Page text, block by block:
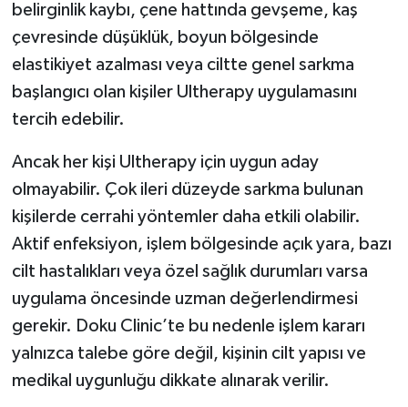
belirginlik kaybı, çene hattında gevşeme, kaş
çevresinde düşüklük, boyun bölgesinde
elastikiyet azalması veya ciltte genel sarkma
başlangıcı olan kişiler Ultherapy uygulamasını
tercih edebilir.
Ancak her kişi Ultherapy için uygun aday
olmayabilir. Çok ileri düzeyde sarkma bulunan
kişilerde cerrahi yöntemler daha etkili olabilir.
Aktif enfeksiyon, işlem bölgesinde açık yara, bazı
cilt hastalıkları veya özel sağlık durumları varsa
uygulama öncesinde uzman değerlendirmesi
gerekir. Doku Clinic’te bu nedenle işlem kararı
yalnızca talebe göre değil, kişinin cilt yapısı ve
medikal uygunluğu dikkate alınarak verilir.